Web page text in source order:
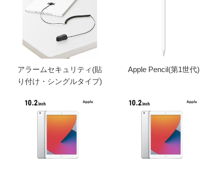
アラームセキュリティ(貼
り付け・シングルタイプ)
Apple Pencil(第1世代)